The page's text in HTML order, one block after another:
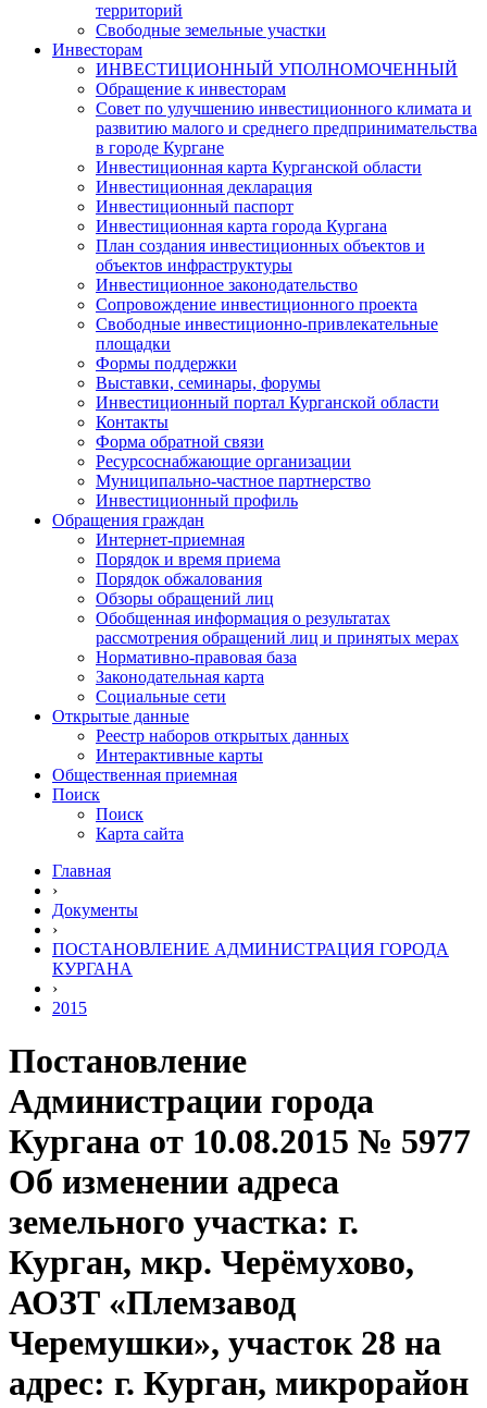
территорий
Свободные земельные участки
Инвесторам
ИНВЕСТИЦИОННЫЙ УПОЛНОМОЧЕННЫЙ
Обращение к инвесторам
Совет по улучшению инвестиционного климата и
развитию малого и среднего предпринимательства
в городе Кургане
Инвестиционная карта Курганской области
Инвестиционная декларация
Инвестиционный паспорт
Инвестиционная карта города Кургана
План создания инвестиционных объектов и
объектов инфраструктуры
Инвестиционное законодательство
Сопровождение инвестиционного проекта
Свободные инвестиционно-привлекательные
площадки
Формы поддержки
Выставки, семинары, форумы
Инвестиционный портал Курганской области
Контакты
Форма обратной связи
Ресурсоснабжающие организации
Муниципально-частное партнерство
Инвестиционный профиль
Обращения граждан
Интернет-приемная
Порядок и время приема
Порядок обжалования
Обзоры обращений лиц
Обобщенная информация о результатах
рассмотрения обращений лиц и принятых мерах
Нормативно-правовая база
Законодательная карта
Социальные сети
Открытые данные
Реестр наборов открытых данных
Интерактивные карты
Общественная приемная
Поиск
Поиск
Карта сайта
Главная
›
Документы
›
ПОСТАНОВЛЕНИЕ АДМИНИСТРАЦИЯ ГОРОДА
КУРГАНА
›
2015
Постановление
Администрации города
Кургана от 10.08.2015 № 5977
Об изменении адреса
земельного участка: г.
Курган, мкр. Черёмухово,
АОЗТ «Племзавод
Черемушки», участок 28 на
адрес: г. Курган, микрорайон